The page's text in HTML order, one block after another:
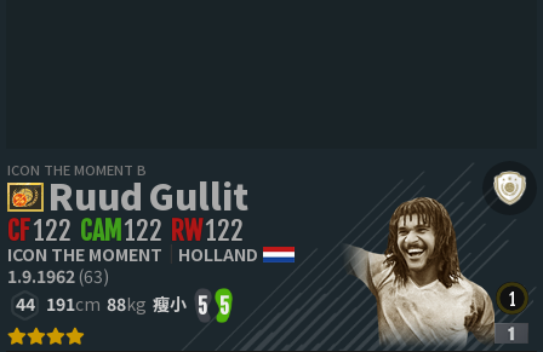
ICON THE MOMENT B
Ruud Gullit
CF122 CAM 122 RW122
ICON THE MOMENT
HOLLAND
1.9.1962(63)
44 191cm 88kg 瘦小 5 5